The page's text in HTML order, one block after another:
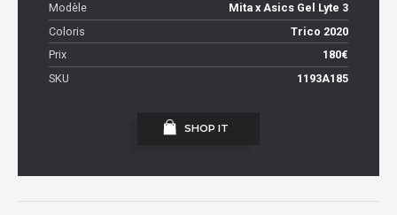
Modèle
Mita x Asics Gel Lyte 3
Coloris
Trico 2020
Prix
180€
SKU
1193A185
SHOP IT